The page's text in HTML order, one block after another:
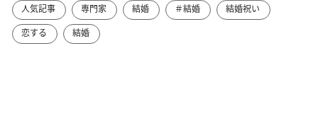
人気記事 専門家 結婚 ＃結婚
結婚祝い
恋する
結婚